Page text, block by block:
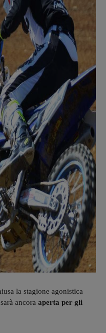
la stagione agonistica
ancora aperta per gli